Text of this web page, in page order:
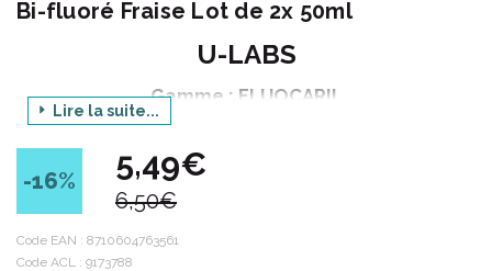
Bi-fluoré Fraise Lot de 2x 50ml
U-LABS
Gamme : FLUOCARIL
Déclinaison : KIDS 3 à 6 ANS
Produit : GEL DENDIFRICE BI-FLUORE FRAISE
Contenance : 2 tubes de 50 ml
Lire la suite...
-16% 5,49€
6,50€
Code EAN : 8710604763561
Code ACL : 9173788